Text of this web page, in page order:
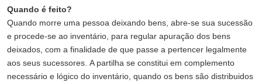
Quando é feito?
Quando morre uma pessoa deixando bens, abre-se sua sucessão
e procede-se ao inventário, para regular apuração dos bens
deixados, com a finalidade de que passe a pertencer legalmente
aos seus sucessores. A partilha se constitui em complemento
necessário e lógico do inventário, quando os bens são distribuidos